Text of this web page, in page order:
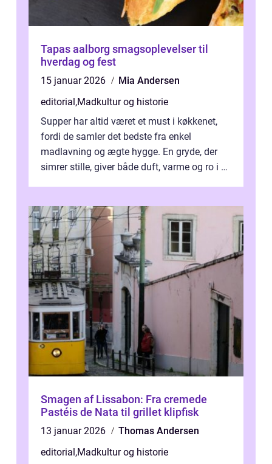
Tapas aalborg smagsoplevelser til
hverdag og fest
15 januar 2026
Mia Andersen
editorial,Madkultur og historie
Supper har altid været et must i køkkenet,
fordi de samler det bedste fra enkel
madlavning og ægte hygge. En gryde, der
simrer stille, giver både duft, varme og ro i en
Smagen af Lissabon: Fra cremede
Pastéis de Nata til grillet klipfisk
13 januar 2026
Thomas Andersen
editorial,Madkultur og historie